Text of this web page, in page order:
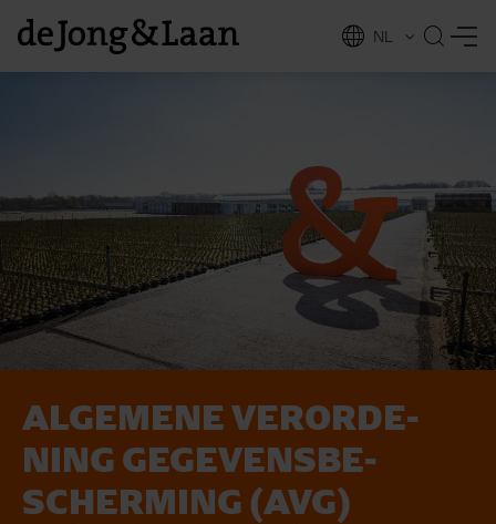
NL
AL­GE­ME­NE VER­OR­DE­
NING GE­GE­VENS­BE­
SCHER­MING (AVG)